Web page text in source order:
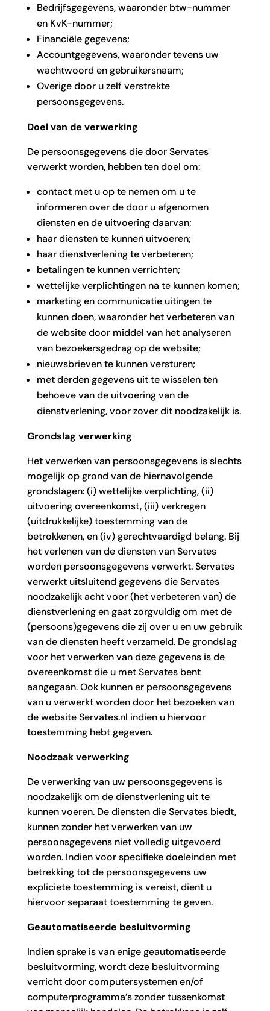
Bedrijfsgegevens, waaronder btw-nummer
en KvK-nummer;
Financiële gegevens;
Accountgegevens, waaronder tevens uw
wachtwoord en gebruikersnaam;
Overige door u zelf verstrekte
persoonsgegevens.
Doel van de verwerking
De persoonsgegevens die door Servates
verwerkt worden, hebben ten doel om:
contact met u op te nemen om u te
informeren over de door u afgenomen
diensten en de uitvoering daarvan;
haar diensten te kunnen uitvoeren;
haar dienstverlening te verbeteren;
betalingen te kunnen verrichten;
wettelijke verplichtingen na te kunnen komen;
marketing en communicatie uitingen te
kunnen doen, waaronder het verbeteren van
de website door middel van het analyseren
van bezoekersgedrag op de website;
nieuwsbrieven te kunnen versturen;
met derden gegevens uit te wisselen ten
behoeve van de uitvoering van de
dienstverlening, voor zover dit noodzakelijk is.
Grondslag verwerking
Het verwerken van persoonsgegevens is slechts
mogelijk op grond van de hiernavolgende
grondslagen: (i) wettelijke verplichting, (ii)
uitvoering overeenkomst, (iii) verkregen
(uitdrukkelijke) toestemming van de
betrokkenen, en (iv) gerechtvaardigd belang. Bij
het verlenen van de diensten van Servates
worden persoonsgegevens verwerkt. Servates
verwerkt uitsluitend gegevens die Servates
noodzakelijk acht voor (het verbeteren van) de
dienstverlening en gaat zorgvuldig om met de
(persoons)gegevens die zij over u en uw gebruik
van de diensten heeft verzameld. De grondslag
voor het verwerken van deze gegevens is de
overeenkomst die u met Servates bent
aangegaan. Ook kunnen er persoonsgegevens
van u verwerkt worden door het bezoeken van
de website Servates.nl indien u hiervoor
toestemming hebt gegeven.
Noodzaak verwerking
De verwerking van uw persoonsgegevens is
noodzakelijk om de dienstverlening uit te
kunnen voeren. De diensten die Servates biedt,
kunnen zonder het verwerken van uw
persoonsgegevens niet volledig uitgevoerd
worden. Indien voor specifieke doeleinden met
betrekking tot de persoonsgegevens uw
expliciete toestemming is vereist, dient u
hiervoor separaat toestemming te geven.
Geautomatiseerde besluitvorming
Indien sprake is van enige geautomatiseerde
besluitvorming, wordt deze besluitvorming
verricht door computersystemen en/of
computerprogramma’s zonder tussenkomst